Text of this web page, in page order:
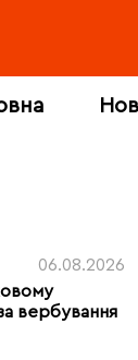
06.08.2026
вербування